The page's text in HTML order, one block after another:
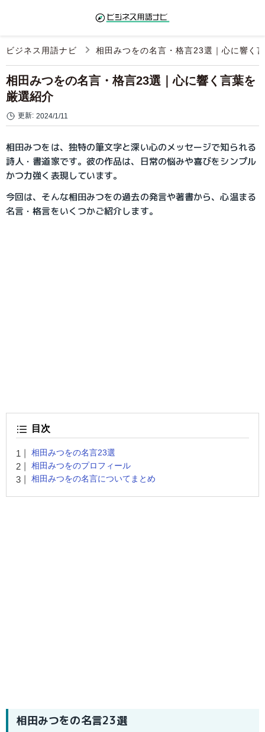
ビジネス用語ナビ 相田みつをの名言・格言23選｜心に響く
相田みつをの名言・格言23選｜心に響く言葉を
厳選紹介
更新: 2024/1/11
相田みつをは、独特の筆文字と深い心のメッセージで知られる
詩人・書道家です。彼の作品は、日常の悩みや喜びをシンプル
かつ力強く表現しています。
今回は、そんな相田みつをの過去の発言や著書から、心温まる
名言・格言をいくつかご紹介します。
目次
相田みつをの名言23選
相田みつをのプロフィール
相田みつをの名言についてまとめ
相田みつをの名言23選